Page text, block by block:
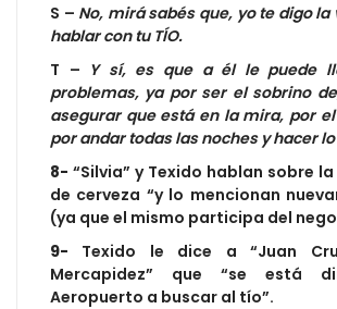
S – No, mirá sabés que, yo te digo la
hablar con tu TÍO.
T – Y sí, es que a él le puede
problemas, ya por ser el sobrino
asegurar que está en la mira, por
por andar todas las noches y hacer
8- “Silvia” y Texido hablan sobre
de cerveza “y lo mencionan
(ya que el mismo participa del
9- Texido le dice a “Juan
Mercapidez” que “se está
Aeropuerto a buscar al tío”.